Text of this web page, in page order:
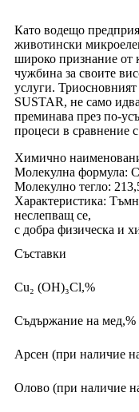
Като водещо
животински
широко признание от
чужбина за своите
услуги.
SUSTAR, не само
преминава през по-
процеси в сравнение
Химично
Молекулна формула:
Молекулно тегло:
Характеристика:
неслепващ се,
с добра физическа и
Съставки
Cu₂ (OH)₃Cl,%
Съдържание на мед,%
Арсен (при наличие
Олово (при наличие